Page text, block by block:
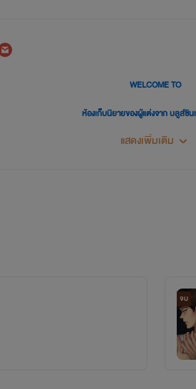
WELCOME TO
ห้องเก็บนิยายของผู้แต่งจาก บลูส์ซิน
ายในห้องนี้อาจจะถูกวางปะปนกัน แต่ก็อยากให้มีสักเล่มที่ถูกค้
แสดงเพิ่มเติม
จบ